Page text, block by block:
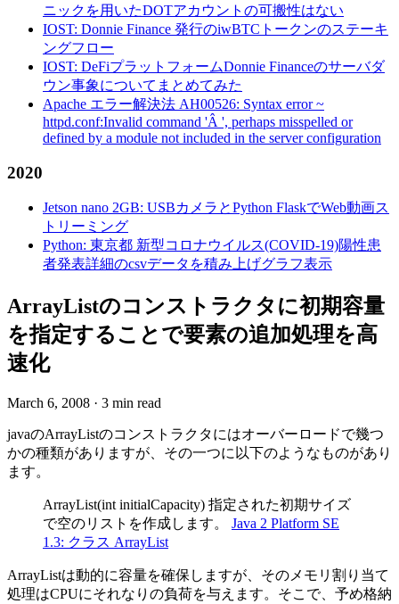
ニックを用いたDOTアカウントの可搬性はない
IOST: Donnie Finance 発行のiwBTCトークンのステーキ
ングフロー
IOST: DeFiプラットフォームDonnie Financeのサーバダ
ウン事象についてまとめてみた
Apache エラー解決法 AH00526: Syntax error ~
httpd.conf:Invalid command 'Â ', perhaps misspelled or
defined by a module not included in the server configuration
2020
Jetson nano 2GB: USBカメラとPython FlaskでWeb動画ス
トリーミング
Python: 東京都 新型コロナウイルス(COVID-19)陽性患
者発表詳細のcsvデータを積み上げグラフ表示
ArrayListのコンストラクタに初期容量
を指定することで要素の追加処理を高
速化
March 6, 2008 · 3 min read
javaのArrayListのコンストラクタにはオーバーロードで幾つ
かの種類がありますが、その一つに以下のようなものがあり
ます。
ArrayList(int initialCapacity) 指定された初期サイズ
で空のリストを作成します。 Java 2 Platform SE
1.3: クラス ArrayList
ArrayListは動的に容量を確保しますが、そのメモリ割り当て
処理はCPUにそれなりの負荷を与えます。そこで、予め格納